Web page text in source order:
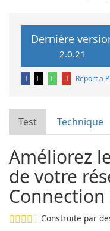
Dernière
2.0.21
Report a
Test Technique
Améliorez
de votre
Construite par